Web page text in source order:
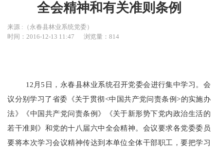
全会精神和有关准则条例
来源 :（永春县林业系统党委）
时间：2016-12-13 11:47
浏览量：814
12月5日，永春县林业系统召开党委会进行集中学习。 会
议分别学习了省委《关于贯彻<中国共产党问责条例>的实施办
法》《中国共产党问责条例》《关于新形势下党内政治生活的
若干准则》和党的十八届六中全会精神。 会议要求各党委委员
要将本次学习会议精神传达到本单位全体干部职工，要把学习